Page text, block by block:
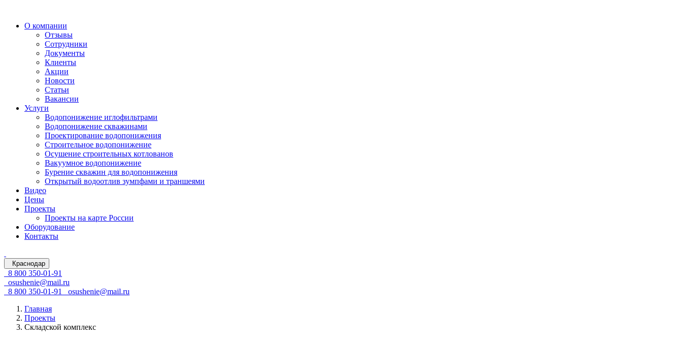
О компании
Отзывы
Сотрудники
Документы
Клиенты
Акции
Новости
Статьи
Вакансии
Услуги
Водопонижение иглофильтрами
Водопонижение скважинами
Проектирование водопонижения
Строительное водопонижение
Осушение строительных котлованов
Вакуумное водопонижение
Бурение скважин для водопонижения
Открытый водоотлив зумпфами и траншеями
Видео
Цены
Проекты
Проекты на карте России
Оборудование
Контакты
Краснодар
8 800 350-01-91
osushenie@mail.ru
8 800 350-01-91
osushenie@mail.ru
Главная
Проекты
Складской комплекс